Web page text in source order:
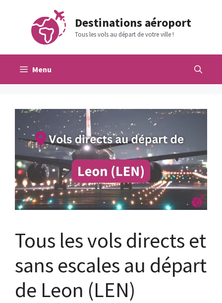
contenu
Destinations aéroport
Tous les vols au départ de votre ville !
Menu
Tous les vols directs et
sans escales au départ
de Leon (LEN)